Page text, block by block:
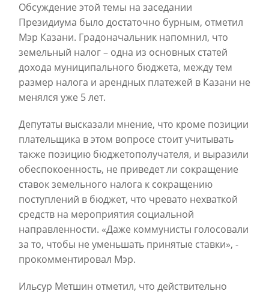
Обсуждение этой темы на заседании
Президиума было достаточно бурным, отметил
Мэр Казани. Градоначальник напомнил, что
земельный налог – одна из основных статей
дохода муниципального бюджета, между тем
размер налога и арендных платежей в Казани не
менялся уже 5 лет.
Депутаты высказали мнение, что кроме позиции
плательщика в этом вопросе стоит учитывать
также позицию бюджетополучателя, и выразили
обеспокоенность, не приведет ли сокращение
ставок земельного налога к сокращению
поступлений в бюджет, что чревато нехваткой
средств на мероприятия социальной
направленности. «Даже коммунисты голосовали
за то, чтобы не уменьшать принятые ставки», -
прокомментировал Мэр.
Ильсур Метшин отметил, что действительно